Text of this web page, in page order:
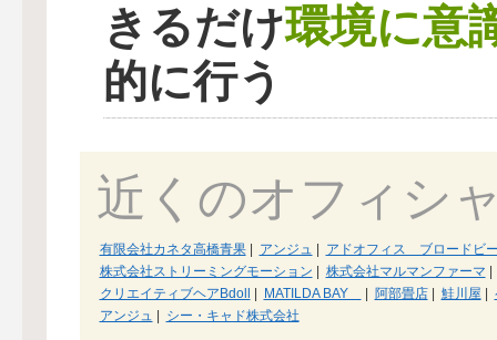
きるだけ環境に意
的に行う
近くのオフィシ
有限会社カネタ高橋青果| アンジュ
アドオフィス ブロードビ
株式会社ストリーミングモーション
株式会社マルマンファーマ
クリエイティブヘアBdoll
MATILDA BAY 阿部畳店| 鮭川屋
アンジュ
シー・キャド株式会社